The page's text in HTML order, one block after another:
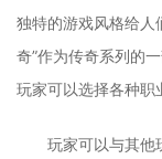
独特的游戏风格给
奇”作为传奇系列的
玩家可以选择各种职
玩家可以与其他